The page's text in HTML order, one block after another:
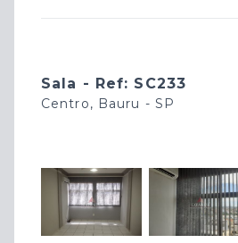
Sala - Ref: SC233
Centro, Bauru - SP